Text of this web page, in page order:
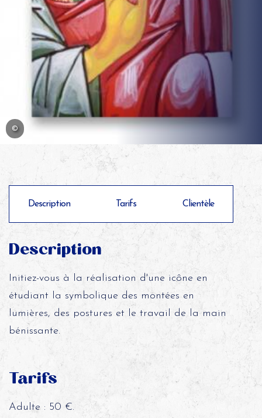
©
Description Tarifs Clientèle
Description
Initiez-vous à la réalisation d'une icône en
étudiant la symbolique des montées en
lumières, des postures et le travail de la main
bénissante.
Tarifs
Adulte : 50 €.